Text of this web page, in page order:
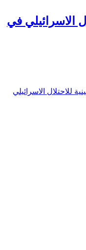
الاسرائيلي في
للاحتلال الاسرائيلي